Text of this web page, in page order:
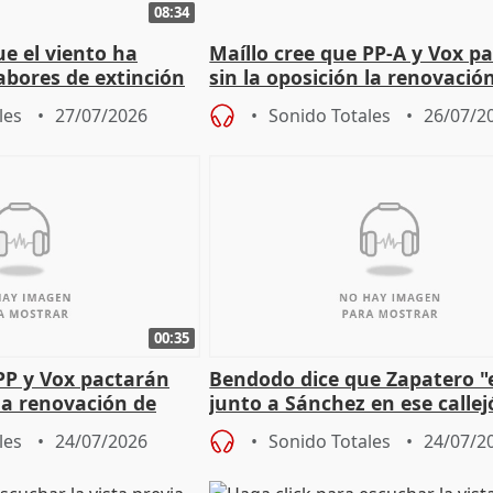
08:34
el viento ha
de extinción
27/07/2026
Maíllo cree que PP-A y Vox
sin la oposición la
órganos como el Defensor
Sonido Totales 26/07/
00:35
y Vox pactarán
renovación de
24/07/2026
Bendodo dice que Zapatero
junto a Sánchez en ese
salida
Sonido Totales 24/07/